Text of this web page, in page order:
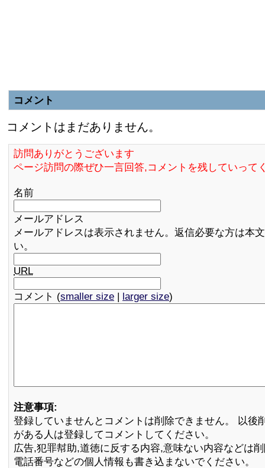
コメント
コメントはまだありません。
訪問ありがとうございます
ページ訪問の際ぜひ一言回答,コメントを残していって
名前
メールアドレス
メールアドレスは表示されません。返信必要な方は本
い。
URL
コメント (smaller size | larger size)
注意事項:
登録していませんとコメントは削除できません。 以後
がある人は登録してコメントしてください。
広告,犯罪幇助,道徳に反する内容,意味ない内容などは
電話番号などの個人情報も書き込まないでください。